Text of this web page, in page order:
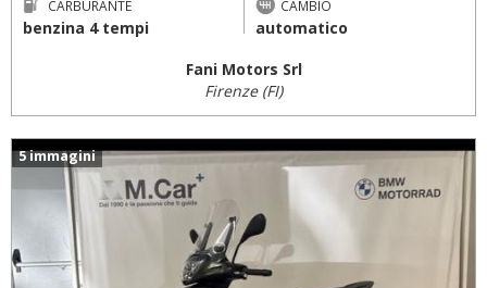
CARBURANTE
benzina 4 tempi
CAMBIO
automatico
Fani Motors Srl
Firenze (FI)
5 immagini